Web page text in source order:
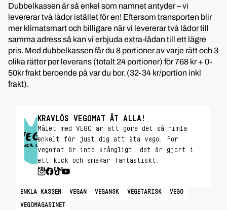
Dubbelkassen är så enkel som namnet antyder – vi
levererar två lådor istället för en! Eftersom transporten blir
mer klimatsmart och billigare när vi levererar två lådor till
samma adress så kan vi erbjuda extra-lådan till ett lägre
pris. Med dubbelkassen får du 8 portioner av varje rätt och 3
olika rätter per leverans (totalt 24 portioner) för 768 kr + 0-
50kr frakt beroende på var du bor. (32-34 kr/portion inkl
frakt).
KRAVLÖS VEGOMAT ÅT ALLA!
Målet med VEGO är att göra det så himla
enkelt för just dig att äta vego. För
vegomat är inte krångligt, det är gjort i
ett kick och smakar fantastiskt.
FÖLJ OSS
ENKLA KASSEN VEGAN VEGANSK VEGETARISK VEGO
VEGOMAGASINET